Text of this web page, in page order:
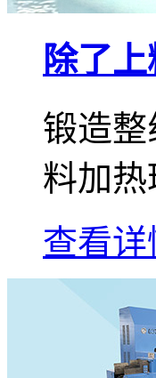
除了
锻造
料加
查看详